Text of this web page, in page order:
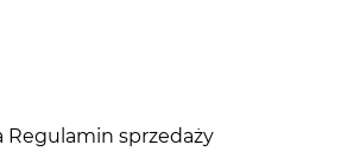
Regulamin sprzedaży